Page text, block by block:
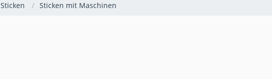
Sticken Sticken mit Maschinen